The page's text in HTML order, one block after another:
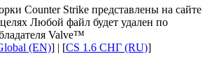
Counter Strike представлены на сайте
Любой файл будет удален по
Valve™
(EN)] | [CS 1.6 СНГ (RU)]